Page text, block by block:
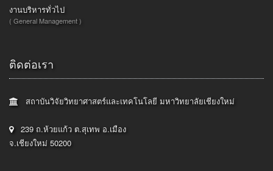
งานบริหารทั่วไป
( General Management )
ติดต่อเรา
สถาบันวิจัยวิทยาศาสตร์และเทคโนโลยี มหาวิทยาลัยเชียงใหม่
239 ถ.ห้วยแก้ว ต.สุเทพ อ.เมือง
จ.เชียงใหม่ 50200